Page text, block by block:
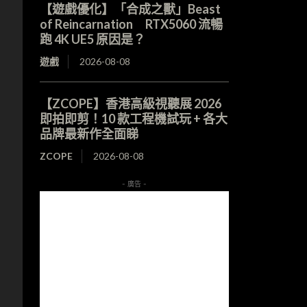
【遊戲優化】「合成之獸」Beast
of Reincarnation RTX5060 流暢
跑 4K UE5 原因是？
遊戲 2026-08-08
【ZCOPE】香港高級視聽展 2026
即拍即剪！10 款工程機試玩 + 各大
品牌最新作全面睇
ZCOPE 2026-08-08
- 廣告 -